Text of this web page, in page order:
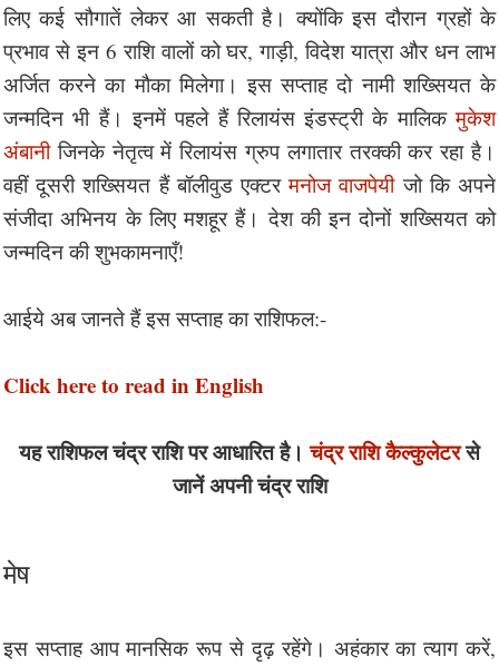
लिए कई सौगातें लेकर आ सकती है। क्योंकि इस दौरान ग्रहों के
प्रभाव से इन 6 राशि वालों को घर, गाड़ी, विदेश यात्रा और धन लाभ
अर्जित करने का मौका मिलेगा। इस सप्ताह दो नामी शख्सियत के
जन्मदिन भी हैं। इनमें पहले हैं रिलायंस इंडस्ट्री के मालिकमुकेश
अंबानीजिनके नेतृत्व में रिलायंस ग्रुप लगातार तरक्की कर रहा है।
वहीं दूसरी शख्सियत हैं बॉलीवुड एक्टरमनोज वाजपेयीजो कि अपने
संजीदा अभिनय के लिए मशहूर हैं। देश की इन दोनों शख्सियत को
जन्मदिन की शुभकामनाएँ!
आईये अब जानते हैं इस सप्ताह का राशिफल:-
Click here to read in English
यह राशिफल चंद्र राशि पर आधारित है।चंद्र राशि कैल्कुलेटरसे
जानें अपनी चंद्र राशि
मेष
इस सप्ताह आप मानसिक रूप से दृढ़ रहेंगे। अहंकार का त्याग करें,